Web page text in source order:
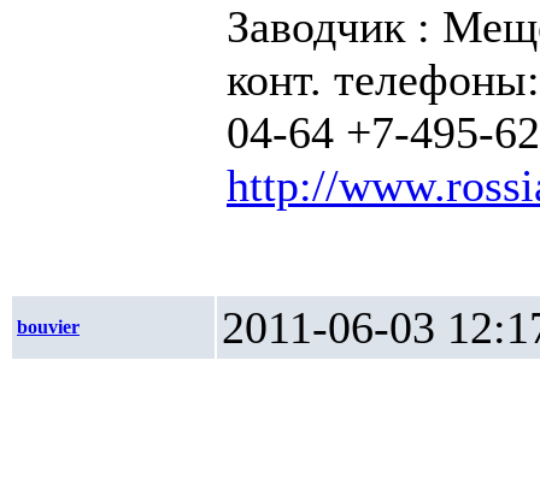
Заводчик :
конт.
04-64 +7-495-
http://
bouvier 2011-06-03